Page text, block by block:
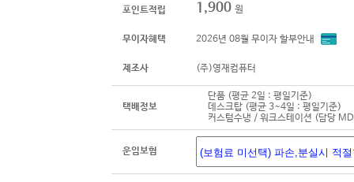
포인트적립 1,900 원
무이자혜택 2026년 08월 무이자 할부안내
제조사 (주)영재컴퓨터
택배정보
단품 (평균 2일 : 평일기준)
데스크탑 (평균 3~4일 : 평일기준)
커스텀수냉 / 워크스테이션 (담당
운임보험